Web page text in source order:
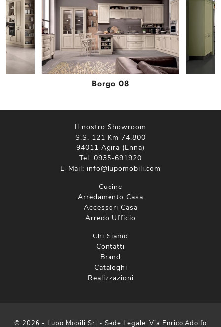
Borgo 08
Il nostro Showroom
S.S. 121 Km 74,800
94011 Agira (Enna)
Tel: 0935-691920
E-Mail: info@lupomobili.com
Cucine
Arredamento Casa
Accessori Casa
Arredo Ufficio
Chi Siamo
Contatti
Brand
Cataloghi
Realizzazioni
© 2026 - Lupo Mobili Srl - Sede Legale: Via Enrico Adolfo